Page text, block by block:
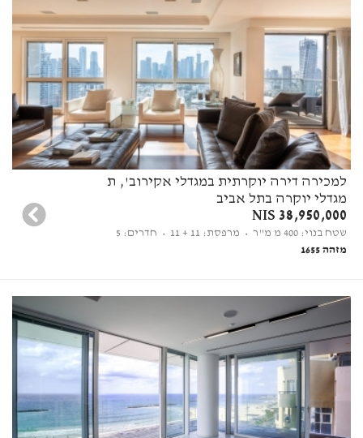
למכירה דירה יוקרתית במגדלי אקירוב', ת
מגדלי יוקרה בתל אביב
38,950,000 NIS
שטח בנוי: 400 מ מ"ר • מרפסת: 11 + 11
• חדרים: 5
מזהה 1655